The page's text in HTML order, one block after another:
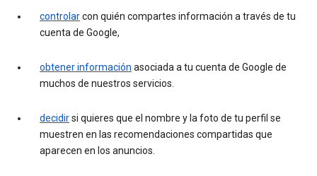
controlarcon quién compartes información a través de tu
cuenta de Google,
obtener información asociada a tu cuenta de Google de
muchos de nuestros servicios.
decidirsi quieres que el nombre y la foto de tu perfil se
muestren en las recomendaciones compartidas que
aparecen en los anuncios.